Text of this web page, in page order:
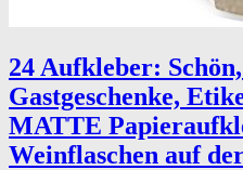
24 Aufkleber:
Gastgeschenke,
MATTE
Weinflaschen auf